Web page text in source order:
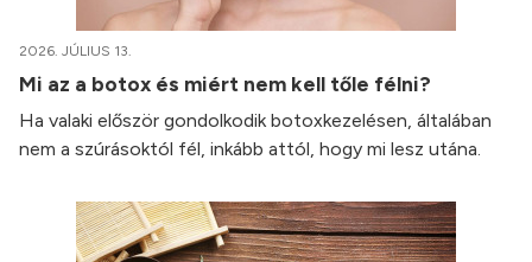
2026. JÚLIUS 13.
Mi az a botox és miért nem kell tőle félni?
Ha valaki először gondolkodik botoxkezelésen, általában
nem a szúrásoktól fél, inkább attól, hogy mi lesz utána.